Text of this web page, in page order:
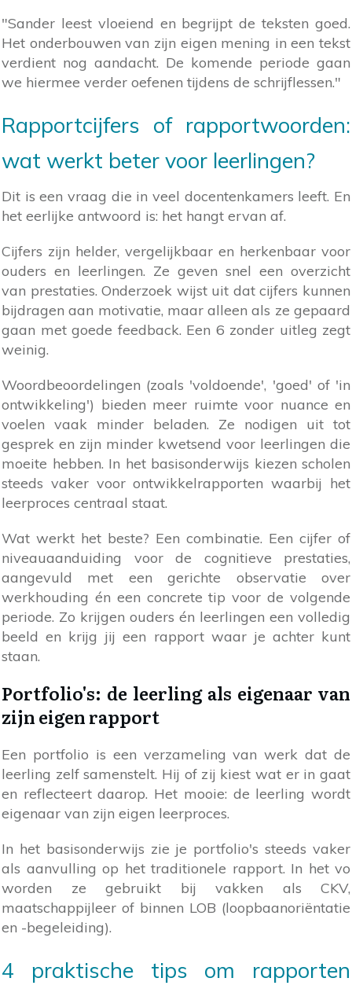
"Sander leest vloeiend en begrijpt de teksten goed.
Het onderbouwen van zijn eigen mening in een tekst
verdient nog aandacht. De komende periode gaan
we hiermee verder oefenen tijdens de schrijflessen."
Rapportcijfers of rapportwoorden:
wat werkt beter voor leerlingen?
Dit is een vraag die in veel docentenkamers leeft. En
het eerlijke antwoord is: het hangt ervan af.
Cijfers zijn helder, vergelijkbaar en herkenbaar voor
ouders en leerlingen. Ze geven snel een overzicht
van prestaties. Onderzoek wijst uit dat cijfers kunnen
bijdragen aan motivatie, maar alleen als ze gepaard
gaan met goede feedback. Een 6 zonder uitleg zegt
weinig.
Woordbeoordelingen (zoals 'voldoende', 'goed' of 'in
ontwikkeling') bieden meer ruimte voor nuance en
voelen vaak minder beladen. Ze nodigen uit tot
gesprek en zijn minder kwetsend voor leerlingen die
moeite hebben. In het basisonderwijs kiezen scholen
steeds vaker voor ontwikkelrapporten waarbij het
leerproces centraal staat.
Wat werkt het beste? Een combinatie. Een cijfer of
niveauaanduiding voor de cognitieve prestaties,
aangevuld met een gerichte observatie over
werkhouding én een concrete tip voor de volgende
periode. Zo krijgen ouders én leerlingen een volledig
beeld en krijg jij een rapport waar je achter kunt
staan.
Portfolio's: de leerling als eigenaar van
zijn eigen rapport
Een portfolio is een verzameling van werk dat de
leerling zelf samenstelt. Hij of zij kiest wat er in gaat
en reflecteert daarop. Het mooie: de leerling wordt
eigenaar van zijn eigen leerproces.
In het basisonderwijs zie je portfolio's steeds vaker
als aanvulling op het traditionele rapport. In het vo
worden ze gebruikt bij vakken als CKV,
maatschappijleer of binnen LOB (loopbaanoriëntatie
en -begeleiding).
4 praktische tips om rapporten